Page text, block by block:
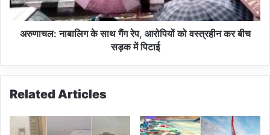
त
र
बा
ग
अरुणाचल: नाबालिग के साथ गैंग रेप, आरोपियों को वस्त्रहीन कर बीच
सड़क में पिटाई
Related Articles